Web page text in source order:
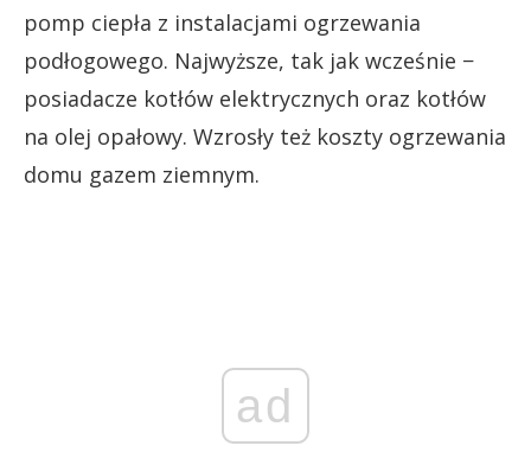
pomp ciepła z instalacjami ogrzewania
podłogowego. Najwyższe, tak jak wcześnie −
posiadacze kotłów elektrycznych oraz kotłów
na olej opałowy. Wzrosły też koszty ogrzewania
domu gazem ziemnym.
ad